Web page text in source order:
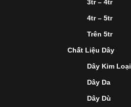
3tr – 4tr
4tr – 5tr
Trên 5tr
Chất Liệu Dây
Dây Kim Loại
Dây Da
Dây Dù